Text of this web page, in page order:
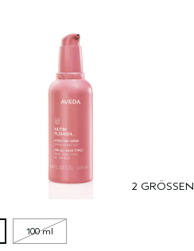
2 GRÖSSEN
100 ml